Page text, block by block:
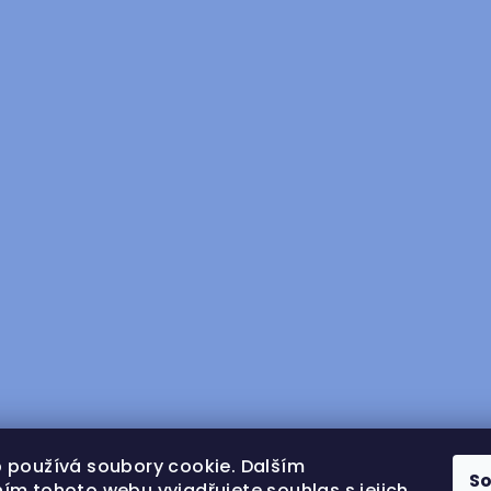
používá soubory cookie. Dalším